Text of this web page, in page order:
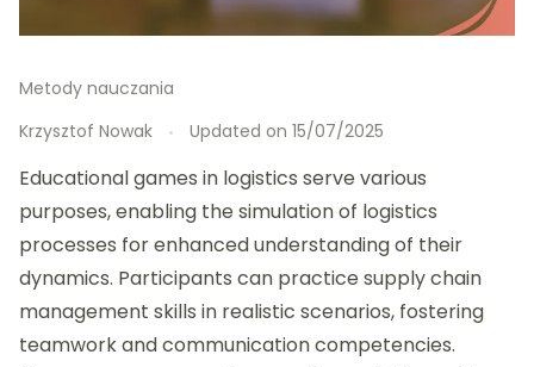
Metody nauczania
Krzysztof Nowak
Updated on 15/07/2025
Educational games in logistics serve various
purposes, enabling the simulation of logistics
processes for enhanced understanding of their
dynamics. Participants can practice supply chain
management skills in realistic scenarios, fostering
teamwork and communication competencies.